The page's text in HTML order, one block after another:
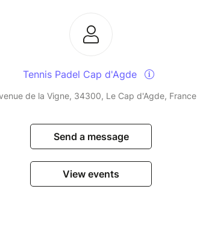
Tennis Padel Cap d'Agde
de la Vigne, 34300, Le Cap d'Agde, France
Send a message
View events